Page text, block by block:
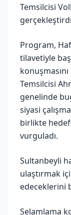
Temsilcisi
Program,
tilavetiyle
Temsilcisi
genelinde
siyasi
birlikte
vurguladı.
Sultanbeyli
ulaştırmak
edeceklerini
Selamlama